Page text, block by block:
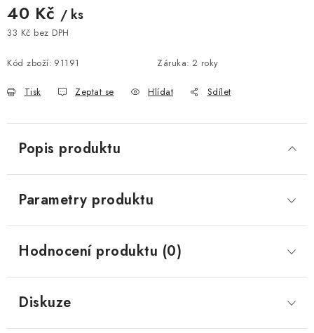
40 Kč / ks
33 Kč bez DPH
Kód zboží: 91191 Záruka: 2 roky
Tisk Zeptat se Hlídat Sdílet
Popis produktu
Parametry produktu
Hodnocení produktu (0)
Diskuze